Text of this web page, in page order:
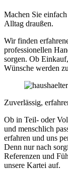
Machen Sie
Alltag draußen.
Wir finden
professionellen
sorgen. Ob
Wünsche werden
Zuverlässig,
Ob in Teil- oder
und menschlich
erfahren und uns
Denn nur nach
Referenzen und
unsere Kartei auf.